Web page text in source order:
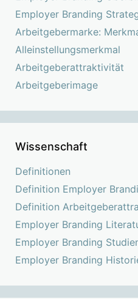
Employer Branding
Arbeitgebermarke:
Alleinstellungsmerkmal
Arbeitgeberattraktivität
Arbeitgeberimage
Wissenschaft
Definitionen
Definition Employer
Definition
Employer Branding
Employer Branding
Employer Branding